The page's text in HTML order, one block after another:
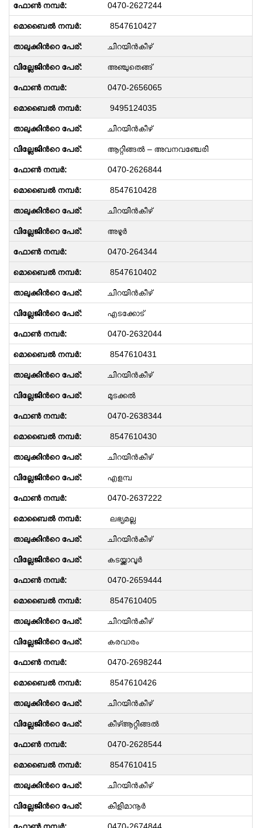
0470-2627244
8547610427
ചിറയിൻകീഴ്
അഞ്ചുതെങ്ങ്
0470-2656065
9495124035
ചിറയിൻകീഴ്
ആറ്റിങ്ങൽ – അവനവഞ്ചേരി
0470-2626844
8547610428
ചിറയിൻകീഴ്
അഴൂർ
0470-264344
8547610402
ചിറയിൻകീഴ്
എടക്കോട്
0470-2632044
8547610431
ചിറയിൻകീഴ്
മുടക്കൽ
0470-2638344
8547610430
ചിറയിൻകീഴ്
എളമ്പ
0470-2637222
ലഭ്യമല്ല
ചിറയിൻകീഴ്
കടയ്ക്കാവൂർ
0470-2659444
8547610405
ചിറയിൻകീഴ്
കരവാരം
0470-2698244
8547610426
ചിറയിൻകീഴ്
കീഴ്ആറ്റിങ്ങൽ
0470-2628544
8547610415
ചിറയിൻകീഴ്
കിളിമാനൂർ